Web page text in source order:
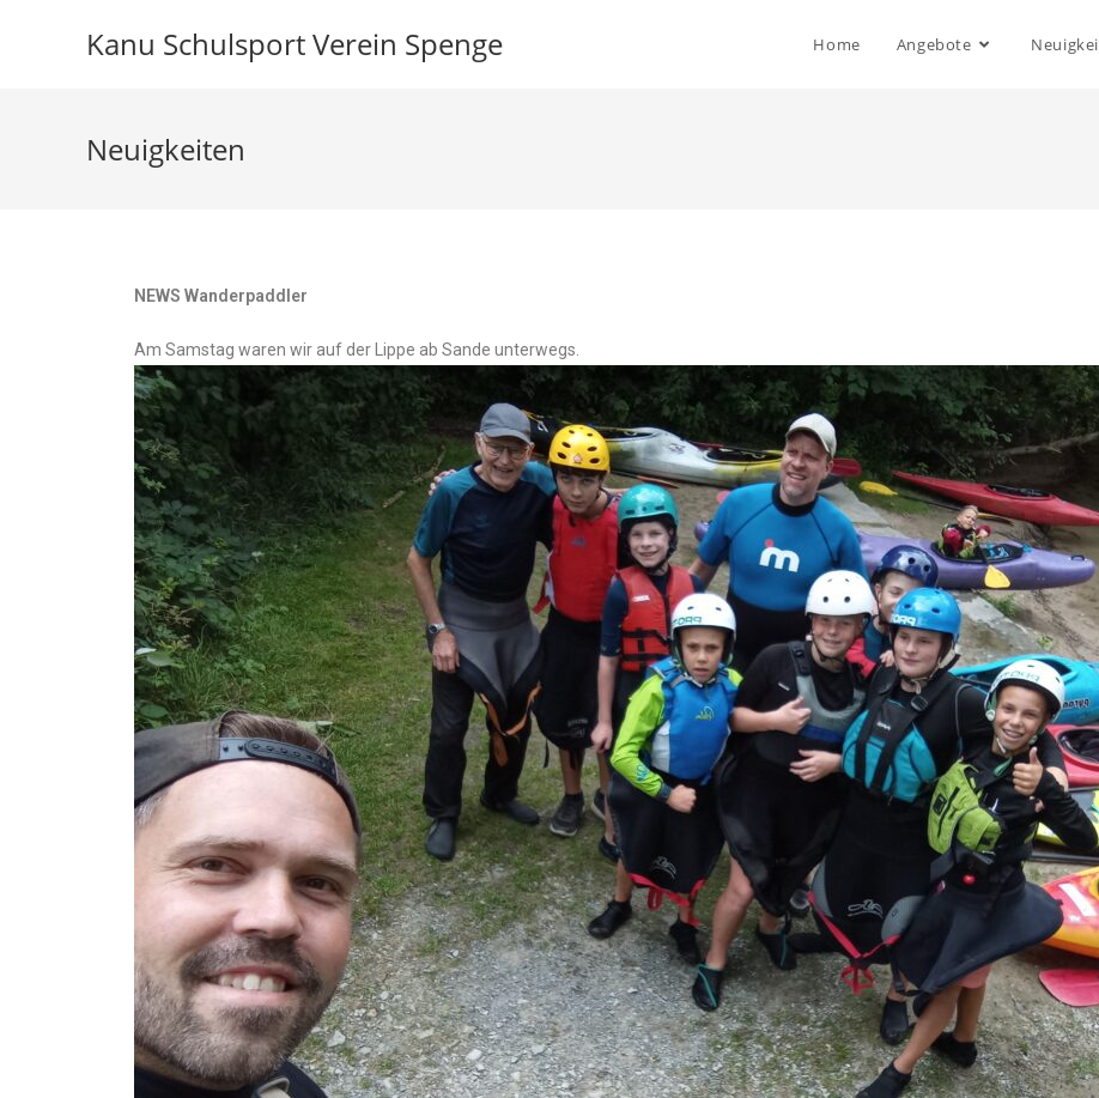
Kanu Schulsport Verein Spenge Home Angebote
Neuigkeiten
NEWS Wanderpaddler
Am Samstag waren wir auf der Lippe ab Sande unterwegs.